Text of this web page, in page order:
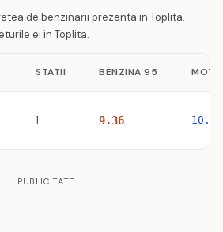
de benzinarii prezenta in Toplita.
ei in Toplita.
STATII BENZINA 95
1 9.36 10.47
PUBLICITATE